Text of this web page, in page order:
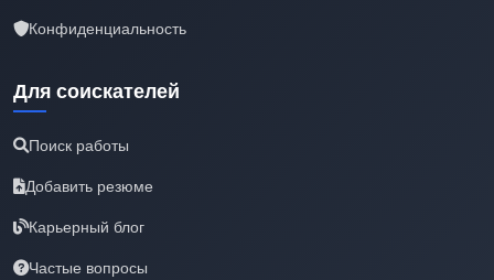
Конфиденциальность
Для соискателей
Поиск работы
Добавить резюме
Карьерный блог
Частые вопросы